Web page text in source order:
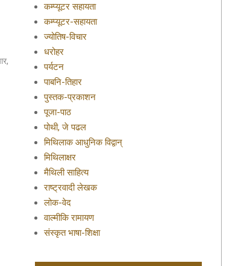
,
कम्प्यूटर सहायता
कम्प्यूटर-सहायता
ज्योतिष-विचार
धरोहर
पर्यटन
पाबनि-तिहार
पुस्तक-प्रकाशन
पूजा-पाठ
पोथी, जे पढल
मिथिलाक आधुनिक विद्वान्
मिथिलाक्षर
मैथिली साहित्य
राष्ट्रवादी लेखक
लोक-वेद
वाल्मीकि रामायण
संस्कृत भाषा-शिक्षा